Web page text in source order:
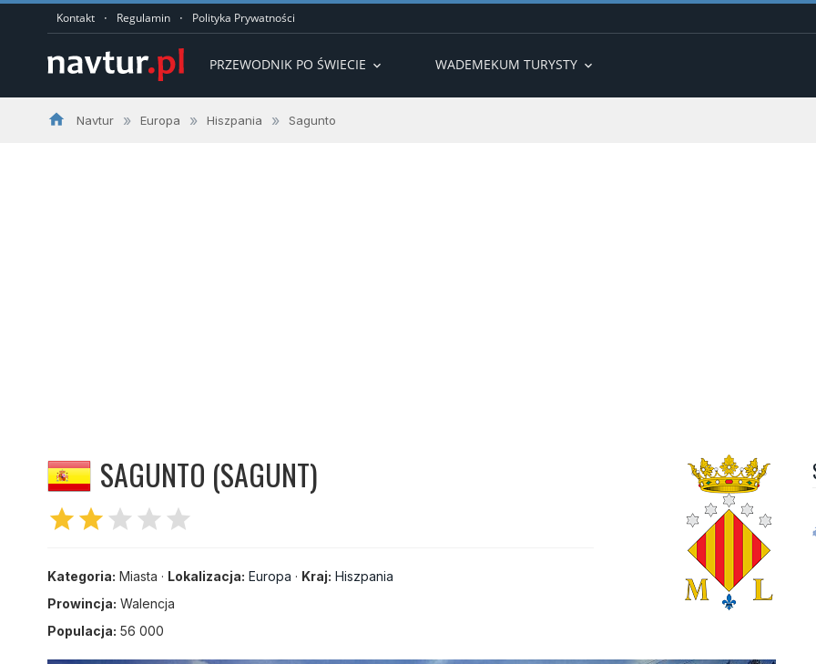
Kontakt · Regulamin · Polityka Prywatności
PRZEWODNIK PO ŚWIECIE expand_more WADEMEKUM TURYSTY expand_more
home Navtur » Europa » Hiszpania » Sagunto
SAGUNTO (SAGUNT)
starstar star star star
Kategoria: Miasta · Lokalizacja: Europa · Kraj: Hiszpania
Prowincja: Walencja
Populacja: 56 000